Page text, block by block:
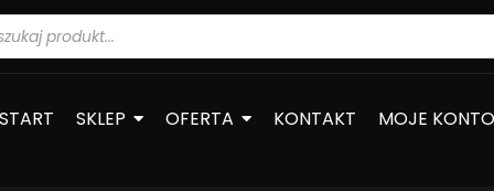
START SKLEP OFERTA KONTAKT MOJE KONTO